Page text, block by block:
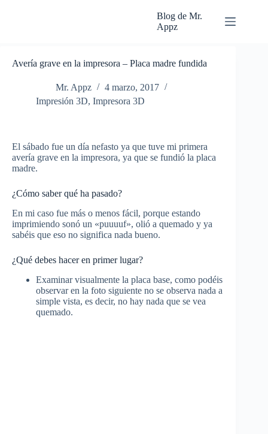
Blog de Mr.
Appz
Avería grave en la impresora – Placa madre fundida
Mr. Appz
4 marzo, 2017
Impresión 3D, Impresora 3D
El sábado fue un día nefasto ya que tuve mi primera
avería grave en la impresora, ya que se fundió la placa
madre.
¿Cómo saber qué ha pasado?
En mi caso fue más o menos fácil, porque estando
imprimiendo sonó un «puuuuf», olió a quemado y ya
sabéis que eso no significa nada bueno.
¿Qué debes hacer en primer lugar?
Examinar visualmente la placa base, como podéis
observar en la foto siguiente no se observa nada a
simple vista, es decir, no hay nada que se vea
quemado.